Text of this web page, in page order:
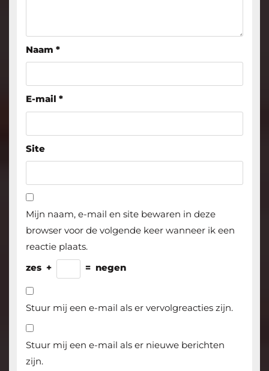
Naam *
E-mail *
Site
Mijn naam, e-mail en site bewaren in deze
browser voor de volgende keer wanneer ik een
reactie plaats.
zes + = negen
Stuur mij een e-mail als er vervolgreacties zijn.
Stuur mij een e-mail als er nieuwe berichten
zijn.